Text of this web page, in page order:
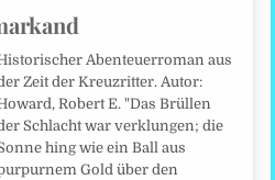
Abenteuerroman aus
Zeit der Kreuzritter. Autor:
Robert E. "Das Brüllen
Schlacht war verklungen; die
hing wie ein Ball aus
Gold über den